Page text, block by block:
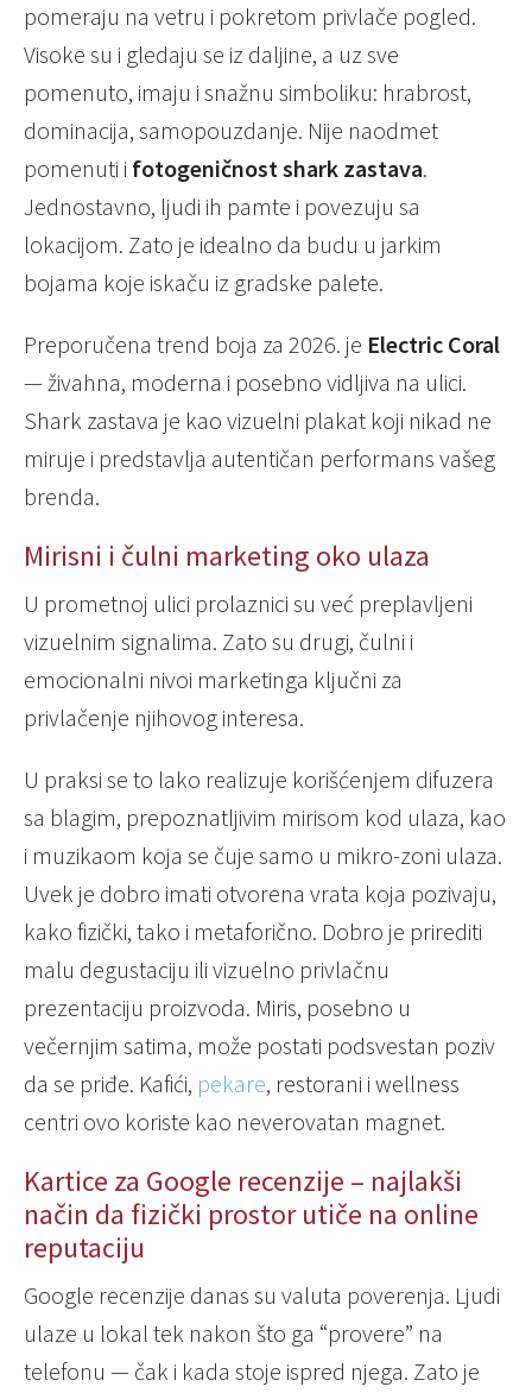
pomeraju na vetru i pokretom privlače pogled.
Visoke su i gledaju se iz daljine, a uz sve
pomenuto, imaju i snažnu simboliku: hrabrost,
dominacija, samopouzdanje. Nije naodmet
pomenuti i fotogeničnost shark zastava.
Jednostavno, ljudi ih pamte i povezuju sa
lokacijom. Zato je idealno da budu u jarkim
bojama koje iskaču iz gradske palete.
Preporučena trend boja za 2026. je Electric Coral
— živahna, moderna i posebno vidljiva na ulici.
Shark zastava je kao vizuelni plakat koji nikad ne
miruje i predstavlja autentičan performans vašeg
brenda.
Mirisni i čulni marketing oko ulaza
U prometnoj ulici prolaznici su već preplavljeni
vizuelnim signalima. Zato su drugi, čulni i
emocionalni nivoi marketinga ključni za
privlačenje njihovog interesa.
U praksi se to lako realizuje korišćenjem difuzera
sa blagim, prepoznatljivim mirisom kod ulaza, kao
i muzikaom koja se čuje samo u mikro-zoni ulaza.
Uvek je dobro imati otvorena vrata koja pozivaju,
kako fizički, tako i metaforično. Dobro je prirediti
malu degustaciju ili vizuelno privlačnu
prezentaciju proizvoda. Miris, posebno u
večernjim satima, može postati podsvestan poziv
da se priđe. Kafići, pekare, restorani i wellness
centri ovo koriste kao neverovatan magnet.
Kartice za Google recenzije – najlakši
način da fizički prostor utiče na online
reputaciju
Google recenzije danas su valuta poverenja. Ljudi
ulaze u lokal tek nakon što ga “provere” na
telefonu — čak i kada stoje ispred njega. Zato je